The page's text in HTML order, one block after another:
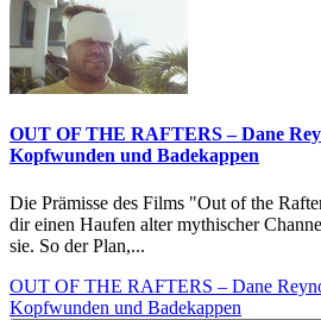
OUT OF THE RAFTERS – Dane
Kopfwunden und Badekappen
Die Prämisse des Films "Out of the
dir einen Haufen alter mythischer
sie. So der Plan,...
OUT OF THE RAFTERS – Dane
Kopfwunden und Badekappen